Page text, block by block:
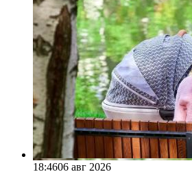
18:4606 авг 2026